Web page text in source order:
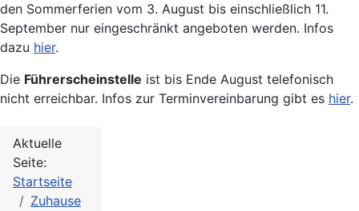
den Sommerferien vom 3. August bis einschließlich 11.
September nur eingeschränkt angeboten werden. Infos
dazu hier.
Die Führerscheinstelle ist bis Ende August telefonisch
nicht erreichbar. Infos zur Terminvereinbarung gibt es hier.
Aktuelle
Seite:
Startseite
Zuhause